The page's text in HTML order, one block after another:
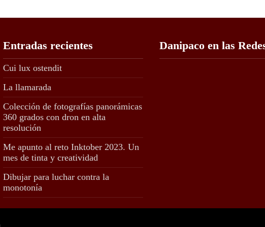
Entradas recientes
Cui lux ostendit
La llamarada
Colección de fotografías panorámicas
360 grados con dron en alta
resolución
Me apunto al reto Inktober 2023. Un
mes de tinta y creatividad
Dibujar para luchar contra la
monotonía
Danipaco en las